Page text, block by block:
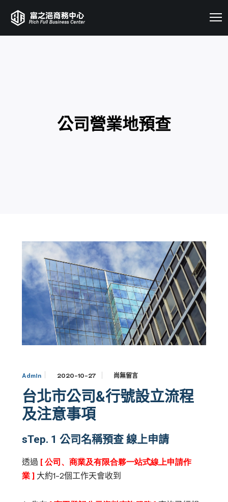
公司營業地預查
Admin 2020-10-27 尚無留言
台北市公司&行號設立流程
及注意事項
sTep. 1 公司名稱預查 線上申請
透過 [公司、商業及有限合夥一站式線上申請作
業] 大約1-2個工作天會收到